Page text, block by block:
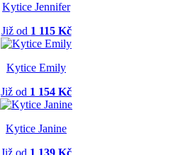
Kytice Jennifer
Již od 1 115 Kč
Kytice Emily
Již od 1 154 Kč
Kytice Janine
Již od 1 139 Kč